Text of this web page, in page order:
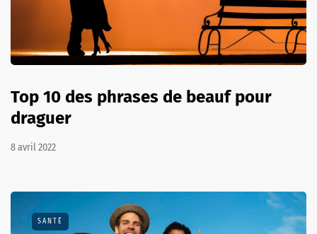
Top 10 des phrases de beauf pour
draguer
8 avril 2022
SANTÉ